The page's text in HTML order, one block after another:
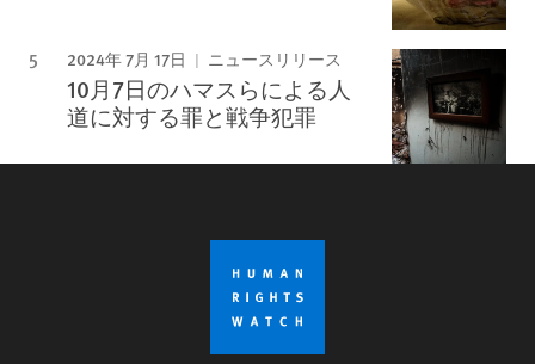
2024年 7月 17日 ニュースリリース
10月7日のハマスらによる人
道に対する罪と戦争犯罪